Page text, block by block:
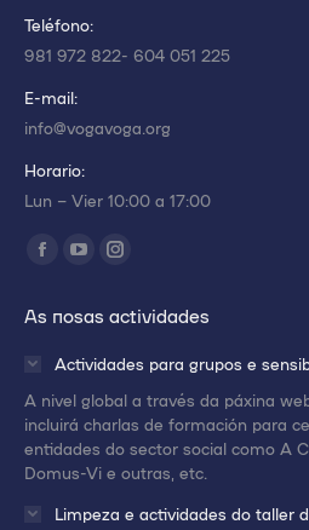
Teléfono:
981 972 822- 604 051 225
E-mail:
info@vogavoga.org
Horario:
Lun – Vier 10:00 a 17:00
Encuéntranos en:
Abrir
en
una
ventana/pestaña
Abrir
en
una
ventana/pestaña
Abrir
en
una
ventana/pestaña
As nosas actividades
Actividades para grupos e
A nivel global a través da páxina
incluirá charlas de formación para
entidades do sector social como A
Domus-Vi e outras, etc.
Limpeza e actividades do taller